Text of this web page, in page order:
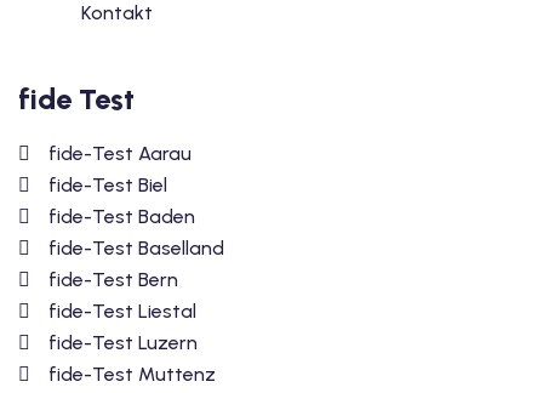
Kontakt
fide Test
fide-Test Aarau
fide-Test Biel
fide-Test Baden
fide-Test Baselland
fide-Test Bern
fide-Test Liestal
fide-Test Luzern
fide-Test Muttenz